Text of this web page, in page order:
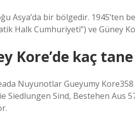
Asya’da bir bölgedir. 1945’ten
Halk Cumhuriyeti”) ve Güney
Kore’de kaç
Nuyunotlar Gueyumy
Siedlungen Sind, Bestehen Aus